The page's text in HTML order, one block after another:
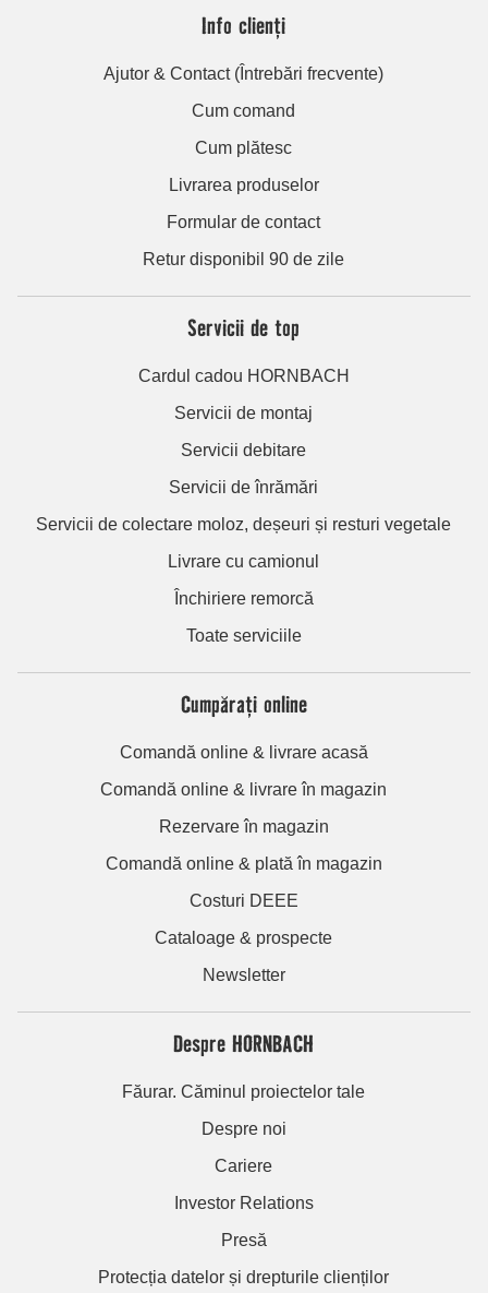
Info clienți
Ajutor & Contact (Întrebări frecvente)
Cum comand
Cum plătesc
Livrarea produselor
Formular de contact
Retur disponibil 90 de zile
Servicii de top
Cardul cadou HORNBACH
Servicii de montaj
Servicii debitare
Servicii de înrămări
Servicii de colectare moloz, deșeuri și resturi vegetale
Livrare cu camionul
Închiriere remorcă
Toate serviciile
Cumpărați online
Comandă online & livrare acasă
Comandă online & livrare în magazin
Rezervare în magazin
Comandă online & plată în magazin
Costuri DEEE
Cataloage & prospecte
Newsletter
Despre HORNBACH
Făurar. Căminul proiectelor tale
Despre noi
Cariere
Investor Relations
Presă
Protecția datelor și drepturile clienților